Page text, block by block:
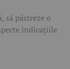
să păstreze o
indicațiile